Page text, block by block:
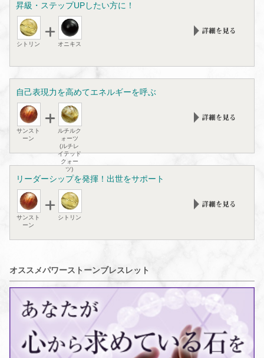
昇級・ステップUPしたい方に！
シトリン オニキス
自己表現力を高めてエネルギーを呼ぶ
サンスト
ーン
ルチルク
ォーツ
(ルチレ
イテッド
クォー
ツ)
リーダーシップを発揮！出世をサポート
サンスト
ーン
シトリン
オススメパワーストーンブレスレット